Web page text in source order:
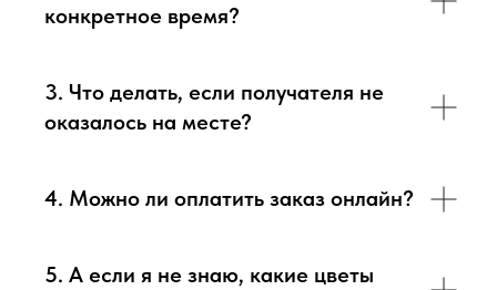
конкретное время?
3. Что делать, если получателя не
оказалось на месте?
4. Можно ли оплатить заказ онлайн?
5. А если я не знаю, какие цветы